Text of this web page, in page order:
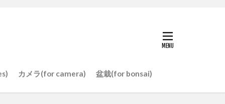
カメラ(for camera) 盆栽(for bonsai)